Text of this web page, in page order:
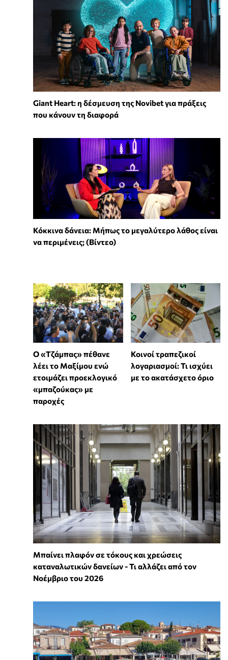
Giant Heart: η δέσμευση της Novibet για πράξεις
που κάνουν τη διαφορά
Κόκκινα δάνεια: Μήπως το μεγαλύτερο λάθος είναι
να περιμένεις; (Βίντεο)
Ο «Τζάμπας» πέθανε
λέει το Μαξίμου ενώ
ετοιμάζει προεκλογικό
«μπαζούκας» με
παροχές
Κοινοί τραπεζικοί
λογαριασμοί: Τι ισχύει
με το ακατάσχετο όριο
Μπαίνει πλαφόν σε τόκους και χρεώσεις
καταναλωτικών δανείων - Τι αλλάζει από τον
Νοέμβριο του 2026